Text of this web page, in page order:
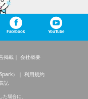
Facebook YouTube
掲載
会社概要
）
利用規約
記
場合に、